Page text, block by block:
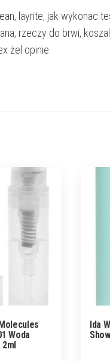
layrite, jak wykonac
rzeczy do brwi,
żel opinie
Woda
2ml
Ida